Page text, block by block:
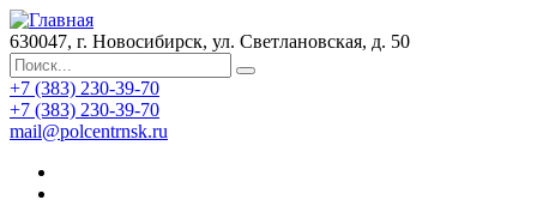
630047, г. Новосибирск, ул. Светлановская, д. 50
+7 (383) 230-39-70
+7 (383) 230-39-70
mail@polcentrnsk.ru